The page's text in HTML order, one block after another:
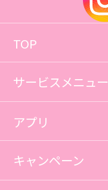
TOP
サービスメニュー
アプリ
キャンペーン